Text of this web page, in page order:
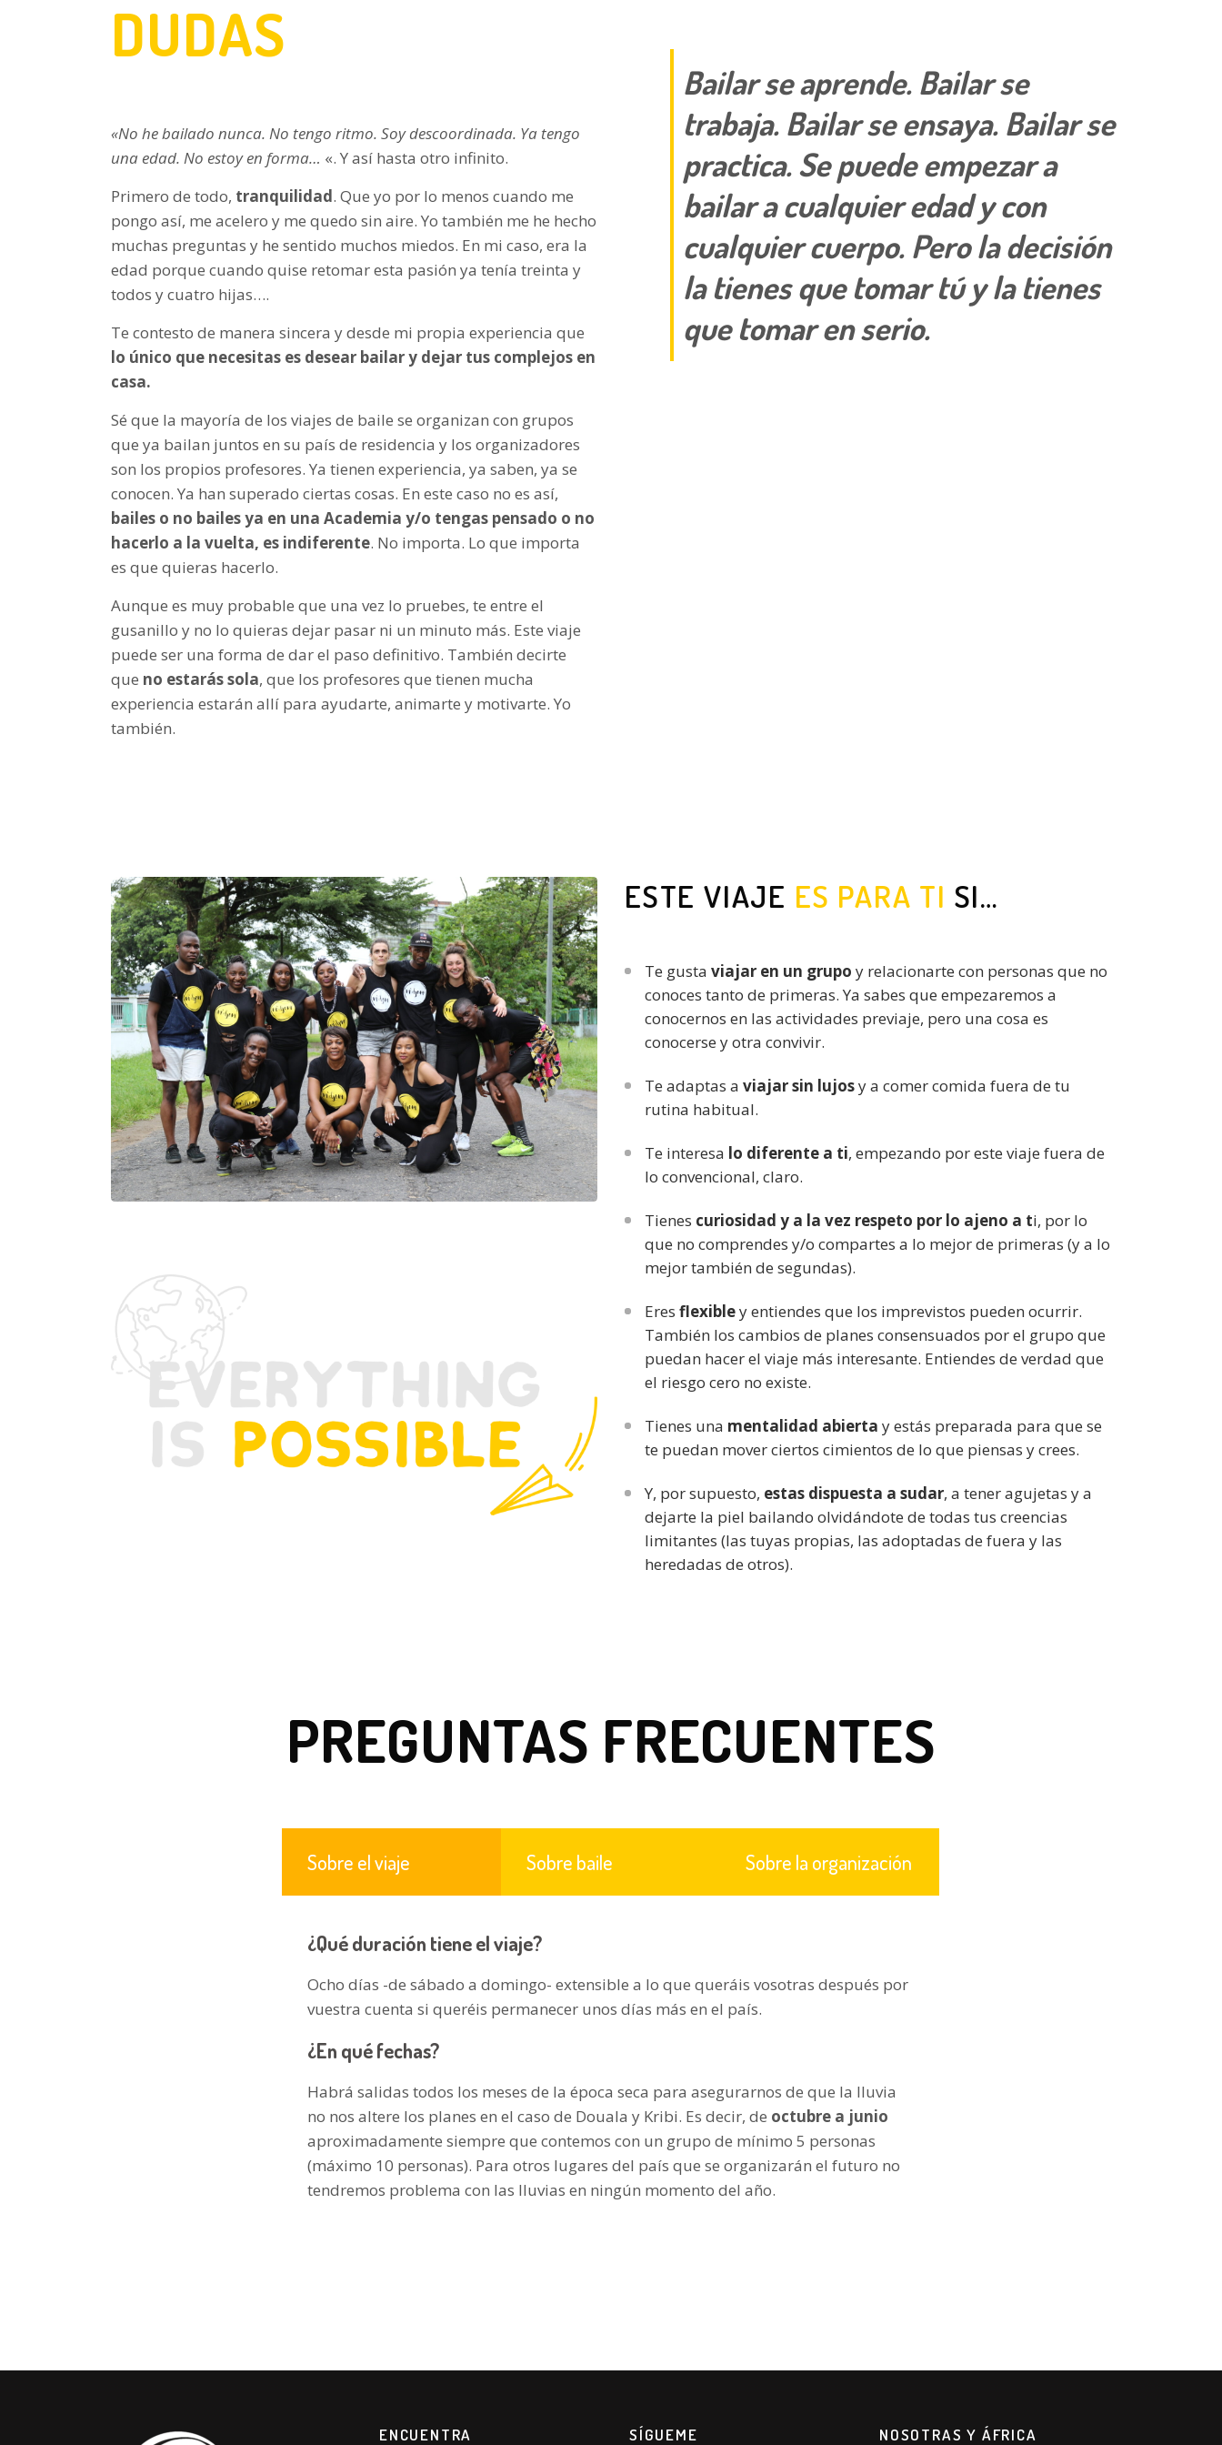
DUDAS
«No he bailado nunca. No tengo ritmo. Soy descoordinada. Ya tengo
una edad. No estoy en forma… «. Y así hasta otro infinito.
Primero de todo, tranquilidad. Que yo por lo menos cuando me
pongo así, me acelero y me quedo sin aire. Yo también me he hecho
muchas preguntas y he sentido muchos miedos. En mi caso, era la
edad porque cuando quise retomar esta pasión ya tenía treinta y
todos y cuatro hijas….
Te contesto de manera sincera y desde mi propia experiencia que
lo único que necesitas es desear bailar y dejar tus complejos en
casa.
Sé que la mayoría de los viajes de baile se organizan con grupos
que ya bailan juntos en su país de residencia y los organizadores
son los propios profesores. Ya tienen experiencia, ya saben, ya se
conocen. Ya han superado ciertas cosas. En este caso no es así,
bailes o no bailes ya en una Academia y/o tengas pensado o no
hacerlo a la vuelta, es indiferente. No importa. Lo que importa
es que quieras hacerlo.
Aunque es muy probable que una vez lo pruebes, te entre el
gusanillo y no lo quieras dejar pasar ni un minuto más. Este viaje
puede ser una forma de dar el paso definitivo. También decirte
que no estarás sola, que los profesores que tienen mucha
experiencia estarán allí para ayudarte, animarte y motivarte. Yo
también.
Bailar se aprende. Bailar se
trabaja. Bailar se ensaya. Bailar se
practica. Se puede empezar a
bailar a cualquier edad y con
cualquier cuerpo. Pero la decisión
la tienes que tomar tú y la tienes
que tomar en serio.
ESTE VIAJE ES PARA TI SI…
Te gusta viajar en un grupo y relacionarte con personas que no
conoces tanto de primeras. Ya sabes que empezaremos a
conocernos en las actividades previaje, pero una cosa es
conocerse y otra convivir.
Te adaptas a viajar sin lujosy a comer comida fuera de tu
rutina habitual.
Te interesa lo diferente a ti, empezando por este viaje fuera de
lo convencional, claro.
Tienes curiosidad y a la vez respeto por lo ajeno a ti, por lo
que no comprendes y/o compartes a lo mejor de primeras (y a lo
mejor también de segundas).
Eres flexibley entiendes que los imprevistos pueden ocurrir.
También los cambios de planes consensuados por el grupo que
puedan hacer el viaje más interesante. Entiendes de verdad que
el riesgo cero no existe.
Tienes una mentalidad abierta y estás preparada para que se
te puedan mover ciertos cimientos de lo que piensas y crees.
Y, por supuesto, estas dispuesta a sudar, a tener agujetas y a
dejarte la piel bailando olvidándote de todas tus creencias
limitantes (las tuyas propias, las adoptadas de fuera y las
heredadas de otros).
PREGUNTAS FRECUENTES
Sobre el viaje Sobre baile Sobre la organización
¿Qué duración tiene el viaje?
Ocho días -de sábado a domingo- extensible a lo que queráis vosotras después por
vuestra cuenta si queréis permanecer unos días más en el país.
¿En qué fechas?
Habrá salidas todos los meses de la época seca para asegurarnos de que la lluvia
no nos altere los planes en el caso de Douala y Kribi. Es decir, de octubre a junio
aproximadamente siempre que contemos con un grupo de mínimo 5 personas
(máximo 10 personas). Para otros lugares del país que se organizarán el futuro no
tendremos problema con las lluvias en ningún momento del año.
ENCUENTRA SÍGUEME NOSOTRAS Y ÁFRICA